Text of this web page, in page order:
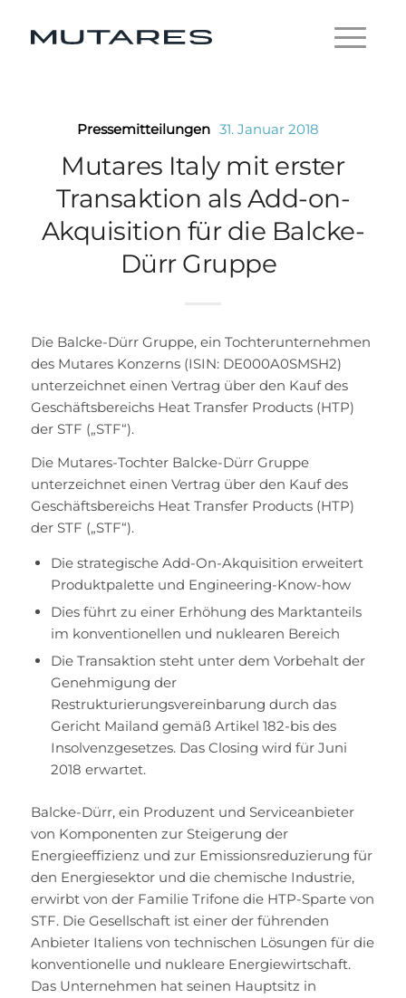
Pressemitteilungen 31. Januar 2018
Mutares Italy mit erster
Transaktion als Add-on-
Akquisition für die Balcke-
Dürr Gruppe
Die Balcke-Dürr Gruppe, ein Tochterunternehmen
des Mutares Konzerns (ISIN: DE000A0SMSH2)
unterzeichnet einen Vertrag über den Kauf des
Geschäftsbereichs Heat Transfer Products (HTP)
der STF („STF“).
Die Mutares-Tochter Balcke-Dürr Gruppe
unterzeichnet einen Vertrag über den Kauf des
Geschäftsbereichs Heat Transfer Products (HTP)
der STF („STF“).
Die strategische Add-On-Akquisition erweitert
Produktpalette und Engineering-Know-how
Dies führt zu einer Erhöhung des Marktanteils
im konventionellen und nuklearen Bereich
Die Transaktion steht unter dem Vorbehalt der
Genehmigung der
Restrukturierungsvereinbarung durch das
Gericht Mailand gemäß Artikel 182-bis des
Insolvenzgesetzes. Das Closing wird für Juni
2018 erwartet.
Balcke-Dürr, ein Produzent und Serviceanbieter
von Komponenten zur Steigerung der
Energieeffizienz und zur Emissionsreduzierung für
den Energiesektor und die chemische Industrie,
erwirbt von der Familie Trifone die HTP-Sparte von
STF. Die Gesellschaft ist einer der führenden
Anbieter Italiens von technischen Lösungen für die
konventionelle und nukleare Energiewirtschaft.
Das Unternehmen hat seinen Hauptsitz in